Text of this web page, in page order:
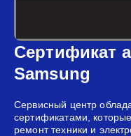
Сертификат
Samsung
Сервисный центр
сертификатами,
ремонт техники и